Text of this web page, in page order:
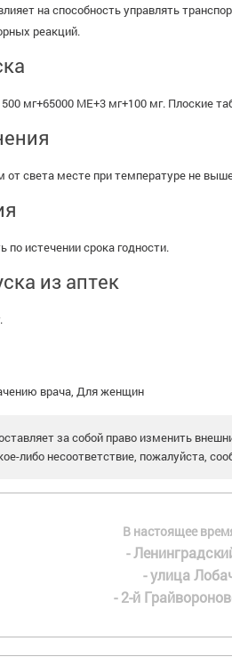
на способность управлять
реакций.
мг+65000 МЕ+3 мг+100 мг. Плоские
света месте при температуре не
по истечении срока годности.
из аптек
врача, Для женщин
за собой право изменить
либо несоответствие, пожалуйста,
В настоящее
-
- улица
- 2-й